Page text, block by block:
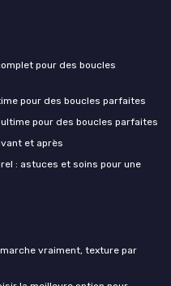
pour des boucles
pour des boucles parfaites
pour des boucles parfaites
et après
: astuces et soins pour une
vraiment, texture par